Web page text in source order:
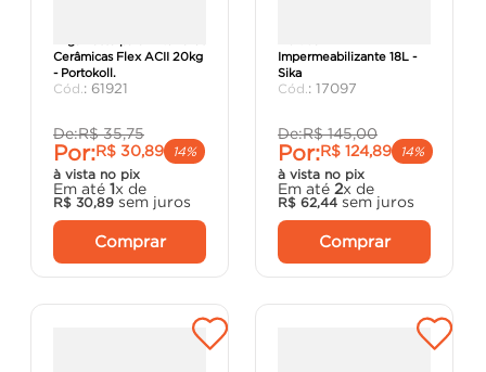
Cerâmicas Flex ACII 20kg
- Portokoll.
: 61921
De:R$ 35,75
Por:R$ 30,89
14%
à vista no pix
Em até 1x de
R$ 30,89 sem juros
Comprar
Impermeabilizante 18L -
Sika
: 17097
De:R$ 145,00
Por:R$ 124,89
14%
à vista no pix
Em até 2x de
R$ 62,44 sem juros
Comprar